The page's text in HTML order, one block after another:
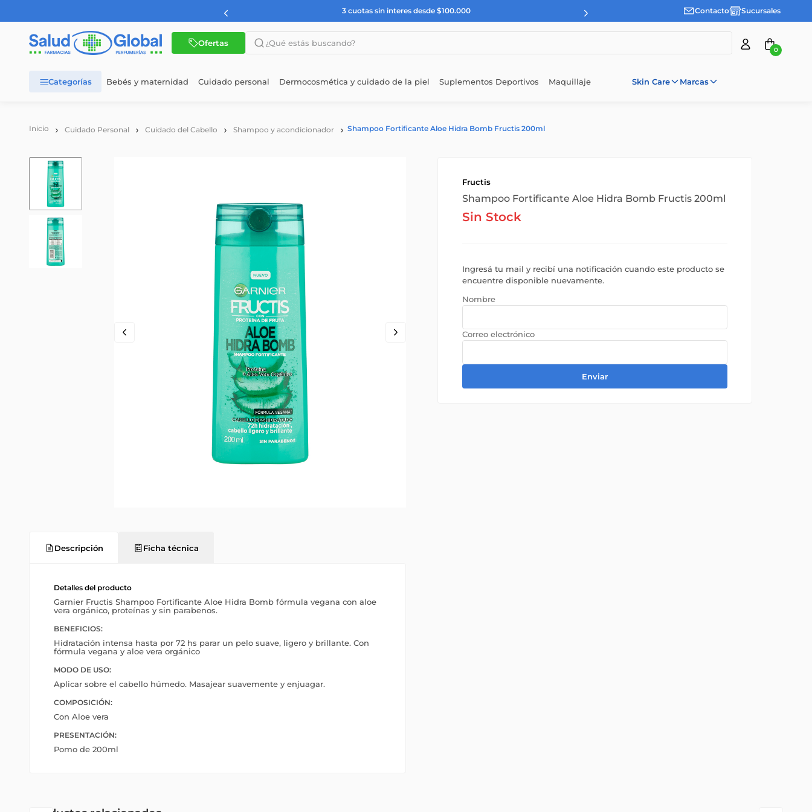
3 cuotas sin interes desde $100.000 Contacto Sucursales
Ofertas
¿Qué estás buscando?
3.
4.
5. nutrilon 2
6.
0
Bebés y maternidad Cuidado personal Dermocosmética y cuidado de la piel Suplementos Deportivos Maquillaje Skin Care Marcas
Cuidado Personal Cuidado del Cabello Shampoo y acondicionador Shampoo Fortificante Aloe Hidra Bomb Fructis 200ml
Descripción Ficha técnica
Detalles del producto
Garnier Fructis Shampoo Fortificante Aloe Hidra Bomb fórmula vegana con aloe
vera orgánico, proteínas y sin parabenos.
BENEFICIOS:
Hidratación intensa hasta por 72 hs parar un pelo suave, ligero y brillante. Con
fórmula vegana y aloe vera orgánico
MODO DE USO:
Aplicar sobre el cabello húmedo. Masajear suavemente y enjuagar.
COMPOSICIÓN:
Con Aloe vera
PRESENTACIÓN:
Pomo de 200ml
Fructis
Shampoo Fortificante Aloe Hidra Bomb Fructis 200ml
Sin Stock
Ingresá tu mail y recibí una notificación cuando este producto se
encuentre disponible nuevamente.
Enviar